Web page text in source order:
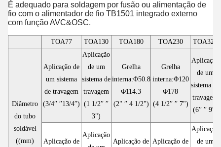
É adequado para soldagem por fusão ou alimentação de
fio com o alimentador de fio TB1501 integrado externo
com função AVC&OSC.
TOA77 TOA130 TOA180 TOA230 TOA320
Diâmetro
do tubo
soldável
((mm)
Aplicação de
um sistema
de travagem
(3/4′′ ′′13/4′′)
Aplicação
de um
sistema de
travagem
(1 1/2′′ ′′
3")
Grelha
interna:Φ50.8
Φ114.3
(2" ′′ 4 1/2")
Grelha
interna:Φ120
Φ178
(4 1/2′′ ′′ 7")
Aplicação
de um
sistema de
travagem
(6′′ ′′ 9′′)
Aplicação de
Aplicação
Aplicação de Aplicação de
Aplicação
de um